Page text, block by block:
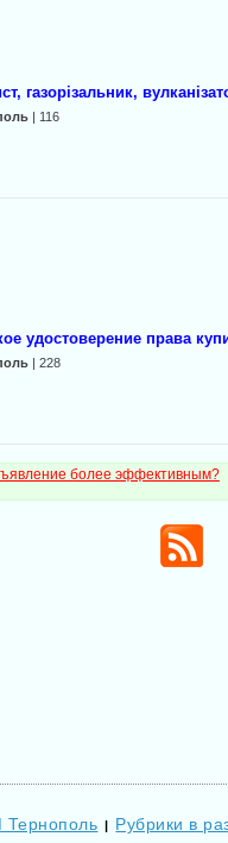
газорізальник,
| 116
удостоверение права
| 228
более эффективным?
Тернополь | Рубрики в